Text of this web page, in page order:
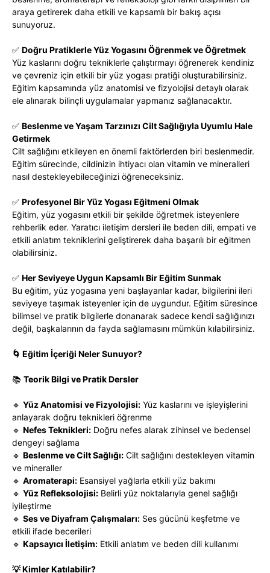
araya getirerek daha etkili ve kapsamlı bir bakış açısı
sunuyoruz.
✅ Doğru Pratiklerle Yüz Yogasını Öğrenmek ve Öğretmek
Yüz kaslarını doğru tekniklerle çalıştırmayı öğrenerek kendiniz
ve çevreniz için etkili bir yüz yogası pratiği oluşturabilirsiniz.
Eğitim kapsamında yüz anatomisi ve fizyolojisi detaylı olarak
ele alınarak bilinçli uygulamalar yapmanız sağlanacaktır.
✅ Beslenme ve Yaşam Tarzınızı Cilt Sağlığıyla Uyumlu Hale
Getirmek
Cilt sağlığını etkileyen en önemli faktörlerden biri beslenmedir.
Eğitim sürecinde, cildinizin ihtiyacı olan vitamin ve mineralleri
nasıl destekleyebileceğinizi öğreneceksiniz.
✅ Profesyonel Bir Yüz Yogası Eğitmeni Olmak
Eğitim, yüz yogasını etkili bir şekilde öğretmek isteyenlere
rehberlik eder. Yaratıcı iletişim dersleri ile beden dili, empati ve
etkili anlatım tekniklerini geliştirerek daha başarılı bir eğitmen
olabilirsiniz.
✅ Her Seviyeye Uygun Kapsamlı Bir Eğitim Sunmak
Bu eğitim, yüz yogasına yeni başlayanlar kadar, bilgilerini ileri
seviyeye taşımak isteyenler için de uygundur. Eğitim süresince
bilimsel ve pratik bilgilerle donanarak sadece kendi sağlığınızı
değil, başkalarının da fayda sağlamasını mümkün kılabilirsiniz.
🌀 Eğitim İçeriği Neler Sunuyor?
📚 Teorik Bilgi ve Pratik Dersler
🔹 Yüz Anatomisi ve Fizyolojisi: Yüz kaslarını ve işleyişlerini
anlayarak doğru teknikleri öğrenme
🔹 Nefes Teknikleri: Doğru nefes alarak zihinsel ve bedensel
dengeyi sağlama
🔹 Beslenme ve Cilt Sağlığı: Cilt sağlığını destekleyen vitamin
ve mineraller
🔹 Aromaterapi: Esansiyel yağlarla etkili yüz bakımı
🔹 Yüz Refleksolojisi: Belirli yüz noktalarıyla genel sağlığı
iyileştirme
🔹 Ses ve Diyafram Çalışmaları: Ses gücünü keşfetme ve
etkili ifade becerileri
🔹 Kapsayıcı İletişim: Etkili anlatım ve beden dili kullanımı
💡 Kimler Katılabilir?